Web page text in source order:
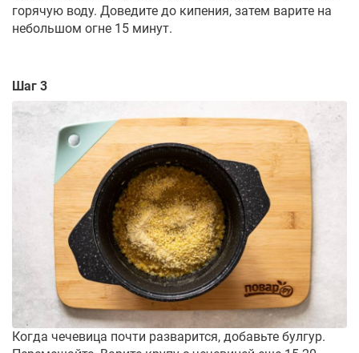
горячую воду. Доведите до кипения, затем варите на
небольшом огне 15 минут.
Шаг 3
Когда чечевица почти разварится, добавьте булгур.